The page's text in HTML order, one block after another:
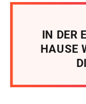
IN DER
HAUSE